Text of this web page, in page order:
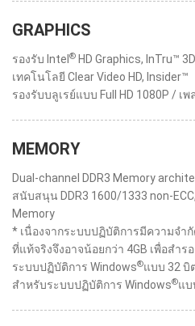
GRAPHICS
รองรับ Intel ® HD Graphics, InTru™
เทคโนโลยี Clear Video HD, Insider™
รองรับบลูเรย์แบบ Full HD 1080P / เพ
MEMORY
Dual-channel DDR3 Memory
สนับสนุน DDR3 1600/1333 non-
Memory
* เนื่องจากระบบปฏิบัติการมีความจ
ที่แท้จริงจึงอาจน้อยกว่า 4GB เพื่อสำ
ระบบปฏิบัติการ Windows®แบบ 32 บิ
สำหรับระบบปฏิบัติการ Windows®แบ